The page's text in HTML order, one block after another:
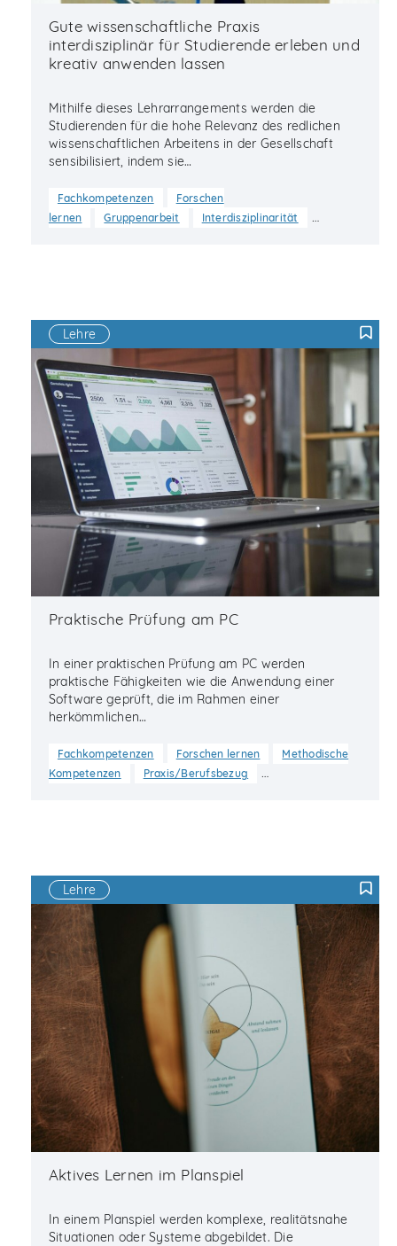
Gute wissenschaftliche Praxis
interdisziplinär für Studierende erleben und
kreativ anwenden lassen
Mithilfe dieses Lehrarrangements werden die
Studierenden für die hohe Relevanz des redlichen
wissenschaftlichen Arbeitens in der Gesellschaft
sensibilisiert, indem sie…
Fachkompetenzen
Forschen
lernen
Gruppenarbeit Interdisziplinarität
Lehre
F
Praktische Prüfung am PC
In einer praktischen Prüfung am PC werden
praktische Fähigkeiten wie die Anwendung einer
Software geprüft, die im Rahmen einer
herkömmlichen…
Fachkompetenzen Forschen lernen
Methodische
Kompetenzen
Praxis/Berufsbezug
Lehre
F
Aktives Lernen im Planspiel
In einem Planspiel werden komplexe, realitätsnahe
Situationen oder Systeme abgebildet. Die